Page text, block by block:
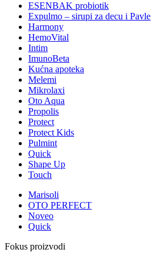
ESENBAK probiotik
Expulmo – sirupi za decu i Pavle
Harmony
HemoVital
Intim
ImunoBeta
Kućna apoteka
Melemi
Mikrolaxi
Oto Aqua
Propolis
Protect
Protect Kids
Pulmint
Quick
Shape Up
Touch
Marisoli
OTO PERFECT
Noveo
Quick
Fokus proizvodi